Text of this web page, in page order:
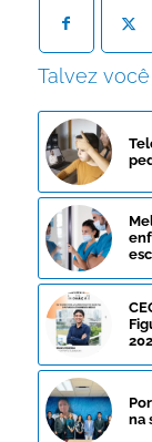
Talvez
na